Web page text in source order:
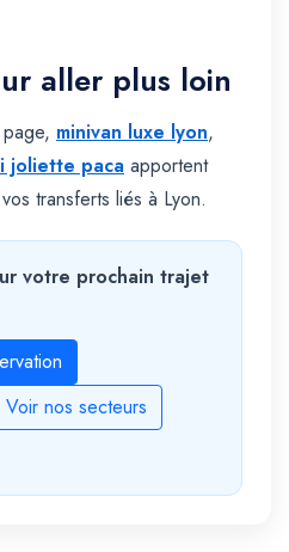
aller plus loin
minivan luxe lyon,
joliette paca apportent
transferts liés à Lyon.
votre prochain trajet
Voir nos secteurs